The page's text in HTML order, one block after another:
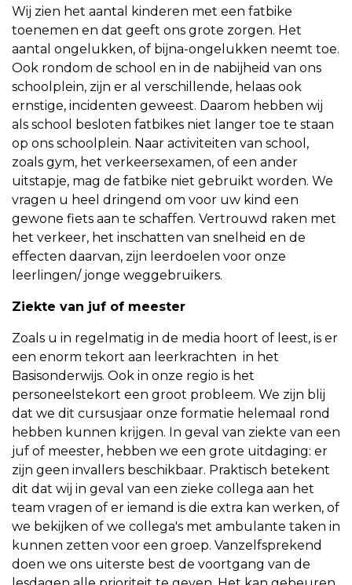
Wij zien het aantal kinderen met een fatbike
toenemen en dat geeft ons grote zorgen. Het
aantal ongelukken, of bijna-ongelukken neemt toe.
Ook rondom de school en in de nabijheid van ons
schoolplein, zijn er al verschillende, helaas ook
ernstige, incidenten geweest. Daarom hebben wij
als school besloten fatbikes niet langer toe te staan
op ons schoolplein. Naar activiteiten van school,
zoals gym, het verkeersexamen, of een ander
uitstapje, mag de fatbike niet gebruikt worden. We
vragen u heel dringend om voor uw kind een
gewone fiets aan te schaffen. Vertrouwd raken met
het verkeer, het inschatten van snelheid en de
effecten daarvan, zijn leerdoelen voor onze
leerlingen/ jonge weggebruikers.
Ziekte van juf of meester
Zoals u in regelmatig in de media hoort of leest, is er
een enorm tekort aan leerkrachten in het
Basisonderwijs. Ook in onze regio is het
personeelstekort een groot probleem. We zijn blij
dat we dit cursusjaar onze formatie helemaal rond
hebben kunnen krijgen. In geval van ziekte van een
juf of meester, hebben we een grote uitdaging: er
zijn geen invallers beschikbaar. Praktisch betekent
dit dat wij in geval van een zieke collega aan het
team vragen of er iemand is die extra kan werken, of
we bekijken of we collega's met ambulante taken in
kunnen zetten voor een groep. Vanzelfsprekend
doen we ons uiterste best de voortgang van de